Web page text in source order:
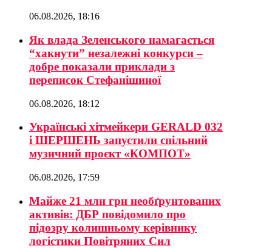
06.08.2026, 18:16
Як влада Зеленського намагається
“хакнути” незалежні конкурси –
добре показали приклади з
переписок Стефанішиної
06.08.2026, 18:12
Українські хітмейкери GERALD 032
і ШЕРШЕНЬ запустили спільний
музичний проєкт «КОМПОТ»
06.08.2026, 17:59
Майже 21 млн грн необґрунтованих
активів: ДБР повідомило про
підозру колишньому керівнику
логістики Повітряних Сил